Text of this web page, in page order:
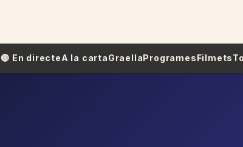
🔴​​ En directeA la cartaGraellaProgramesFilmets